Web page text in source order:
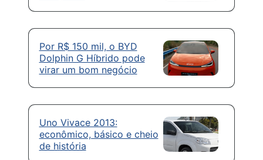
Por R$ 150 mil, o BYD
Dolphin G Híbrido pode
virar um bom negócio
Uno Vivace 2013:
econômico, básico e cheio
de história